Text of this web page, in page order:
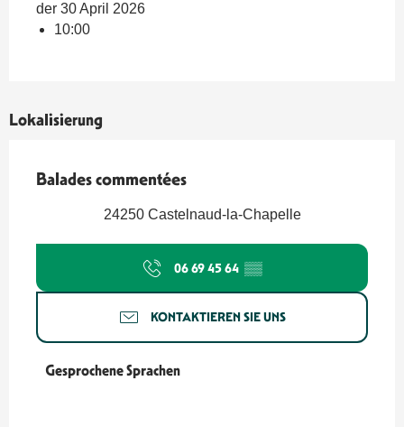
der 30 April 2026
10:00
Lokalisierung
Balades commentées
24250 Castelnaud-la-Chapelle
06 69 45 64 ▒▒
KONTAKTIEREN SIE UNS
Gesprochene Sprachen
Gesprochene Sprachen